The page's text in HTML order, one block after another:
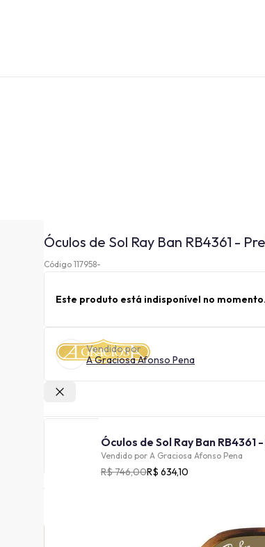
Óculos de Sol Ray Ban RB4361 -
Código 117958-
Este produto está indisponível no momento.
Vendido por
A Graciosa Afonso Pena
Vendido por A Graciosa Afonso Pena
R$ 746,00R$ 634,10